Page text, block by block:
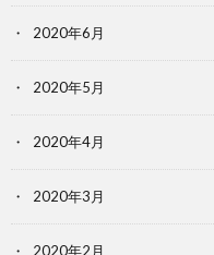
2020年6月
2020年5月
2020年4月
2020年3月
2020年2月